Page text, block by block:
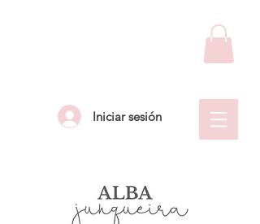
Iniciar sesión